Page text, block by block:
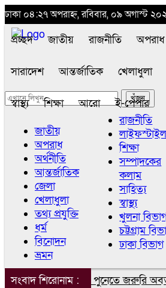
ঢাকা ০৪:২৭ অপরাহ্ন, রবিবার, ০৯ অগাস্ট
প্রচ্ছদ জাতীয় রাজনীতি অপরাধ
সারাদেশ আন্তর্জাতিক খেলাধুলা
স্বাস্থ্য শিক্ষা আরো
ই-পেপার
জাতীয়
অপরাধ
অর্থনীতি
আন্তর্জাতিক
জেলা
খেলাধুলা
তথ্য প্রযুক্তি
ধর্ম
বিনোদন
ভ্রমন
রাজনীতি
শিক্ষা
সম্পাদকের
কলাম
সাহিত্য
স্বাস্থ্য
খুলনা
চট্টগ্রাম
ঢাকা বিভাগ
সংবাদ শিরোনাম :
ভারতের পুনেতে জরুরি